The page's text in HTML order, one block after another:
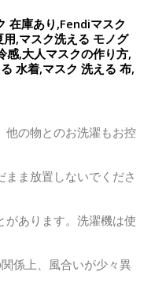
在庫あり,Fendiマスク
,マスク洗える モノグ
感,大人マスクの作り方,
水着,マスク 洗える 布,
他の物とのお洗濯もお控
ま放置しないでくださ
があります。洗濯機は使
係上、風合いが少々異